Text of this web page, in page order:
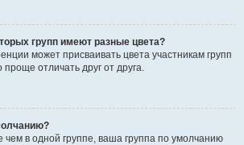
групп имеют разные цвета?
может присваивать цвета участникам групп
отличать друг от друга.
чем в одной группе, ваша группа по умолчанию